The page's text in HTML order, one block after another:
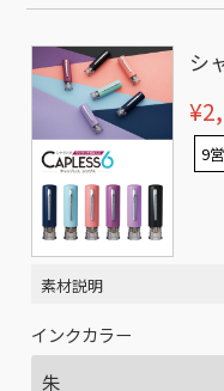
シ
9
素材説明
インクカラー